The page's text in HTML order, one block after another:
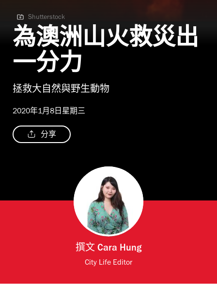
Shutterstock
Shutterstock
為澳洲山火救災出
一分力
拯救大自然與野生動物
2020年1月8日星期三
分享
撰文 Cara Hung
City Life Editor